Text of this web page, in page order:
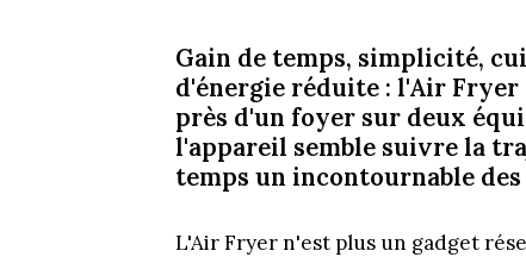
Gain de temps, simplicité,
d'énergie réduite : l'Air Fryer
près d'un foyer sur deux
l'appareil semble suivre la
temps un incontournable
L'Air Fryer n'est plus un gadget